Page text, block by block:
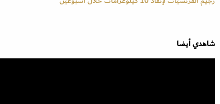
شاهدي أيضا